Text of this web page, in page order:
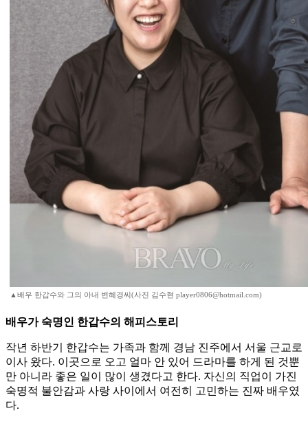
▲배우 한갑수와 그의 아내 변혜경씨(사진 김수현 player0806@hotmail.com)
배우가 숙명인 한갑수의 해피스토리
작년 하반기 한갑수는 가족과 함께 경남 진주에서 서울 근교로
이사 왔다. 이곳으로 오고 얼마 안 있어 드라마를 하게 된 것뿐
만 아니라 좋은 일이 많이 생겼다고 한다. 자신의 직업이 가진
숙명적 불안감과 사랑 사이에서 여전히 고민하는 진짜 배우였
다.